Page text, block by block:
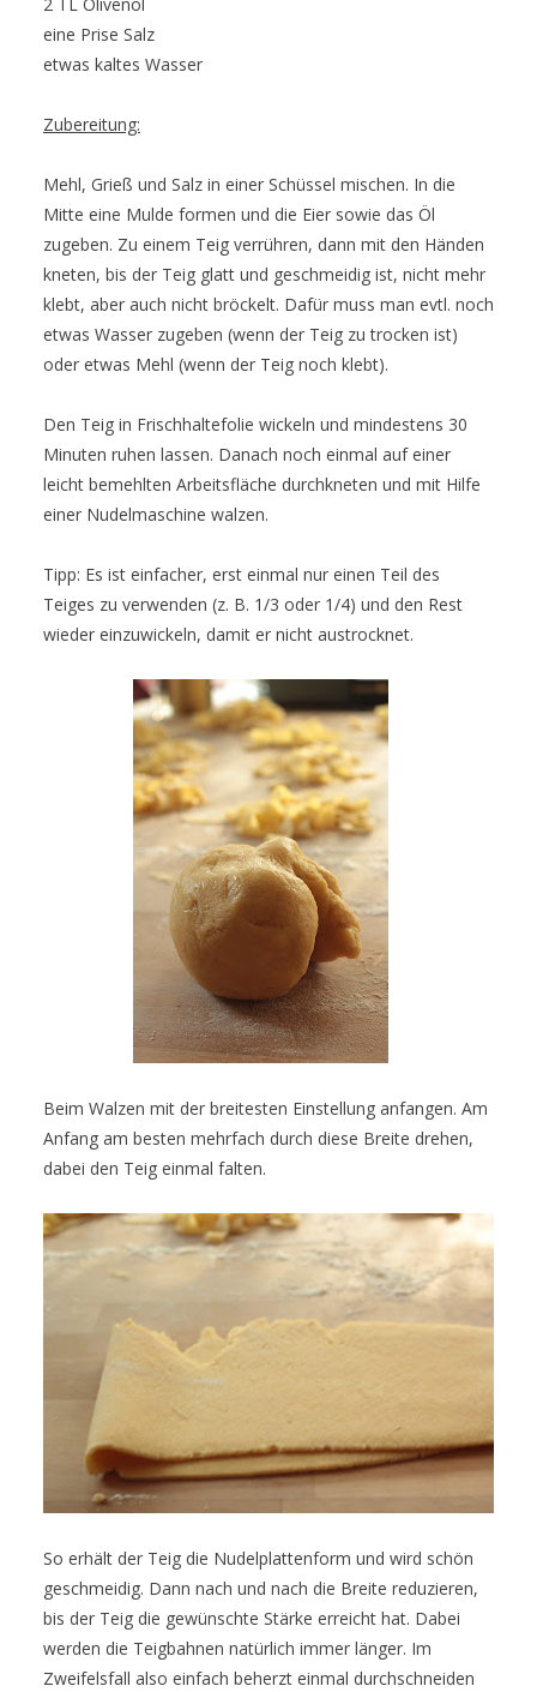
2 TL Olivenöl
eine Prise Salz
etwas kaltes Wasser
Zubereitung:
Mehl, Grieß und Salz in einer Schüssel mischen. In die
Mitte eine Mulde formen und die Eier sowie das Öl
zugeben. Zu einem Teig verrühren, dann mit den Händen
kneten, bis der Teig glatt und geschmeidig ist, nicht mehr
klebt, aber auch nicht bröckelt. Dafür muss man evtl. noch
etwas Wasser zugeben (wenn der Teig zu trocken ist)
oder etwas Mehl (wenn der Teig noch klebt).
Den Teig in Frischhaltefolie wickeln und mindestens 30
Minuten ruhen lassen. Danach noch einmal auf einer
leicht bemehlten Arbeitsfläche durchkneten und mit Hilfe
einer Nudelmaschine walzen.
Tipp: Es ist einfacher, erst einmal nur einen Teil des
Teiges zu verwenden (z. B. 1/3 oder 1/4) und den Rest
wieder einzuwickeln, damit er nicht austrocknet.
Beim Walzen mit der breitesten Einstellung anfangen. Am
Anfang am besten mehrfach durch diese Breite drehen,
dabei den Teig einmal falten.
So erhält der Teig die Nudelplattenform und wird schön
geschmeidig. Dann nach und nach die Breite reduzieren,
bis der Teig die gewünschte Stärke erreicht hat. Dabei
werden die Teigbahnen natürlich immer länger. Im
Zweifelsfall also einfach beherzt einmal durchschneiden